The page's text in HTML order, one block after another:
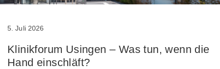
5. Juli 2026
Klinikforum Usingen – Was tun, wenn die
Hand einschläft?